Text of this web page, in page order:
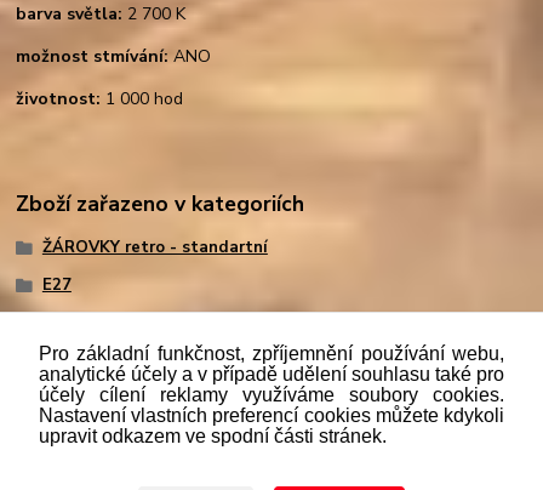
barva světla: 2 700 K
možnost stmívání: ANO
životnost: 1 000 hod
Zboží zařazeno v kategoriích
ŽÁROVKY retro - standartní
E27
Podlezákona č. 112/mmmmm2016 Sb. o evidenci tržeb je
prodávající povinen vystavit kupujícímu účtenku. Zároveň je
případě technického výpadku pak nejpozději do 48 hodin.“
Pro základní funkčnost, zpříjemnění používání webu,
analytické účely a v případě udělení souhlasu také pro
účely cílení reklamy využíváme soubory cookies.
Nastavení vlastních preferencí cookies můžete kdykoli
upravit odkazem ve spodní části stránek.